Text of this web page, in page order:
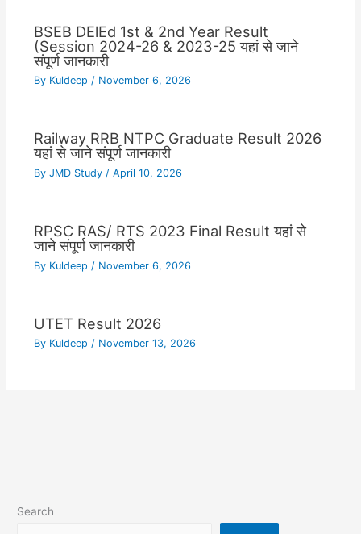
BSEB DElEd 1st & 2nd Year Result
(Session 2024-26 & 2023-25 यहां से जाने
संपूर्ण जानकारी
By Kuldeep / November 6, 2026
Railway RRB NTPC Graduate Result 2026
यहां से जाने संपूर्ण जानकारी
By JMD Study / April 10, 2026
RPSC RAS/ RTS 2023 Final Result यहां से
जाने संपूर्ण जानकारी
By Kuldeep / November 6, 2026
UTET Result 2026
By Kuldeep / November 13, 2026
Search